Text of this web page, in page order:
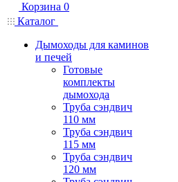
Корзина 0
Каталог
Дымоходы для каминов
и печей
Готовые
комплекты
дымохода
Труба сэндвич
110 мм
Труба сэндвич
115 мм
Труба сэндвич
120 мм